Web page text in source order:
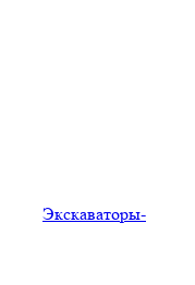
Экскаваторы-